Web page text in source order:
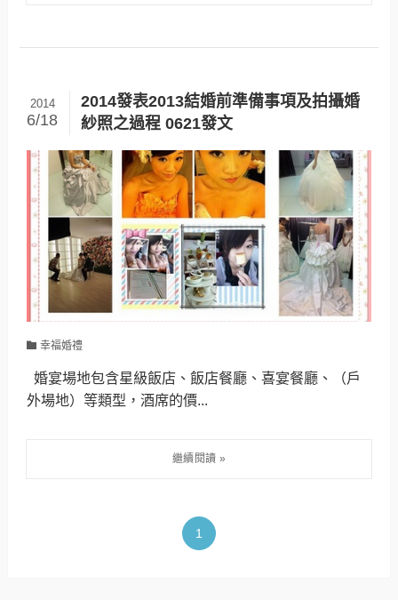
2014發表2013結婚前準備事項及拍攝婚
紗照之過程 0621發文
2014
6/18
幸福婚禮
婚宴場地包含星級飯店、飯店餐廳、喜宴餐廳、（戶
外場地）等類型，酒席的價...
1